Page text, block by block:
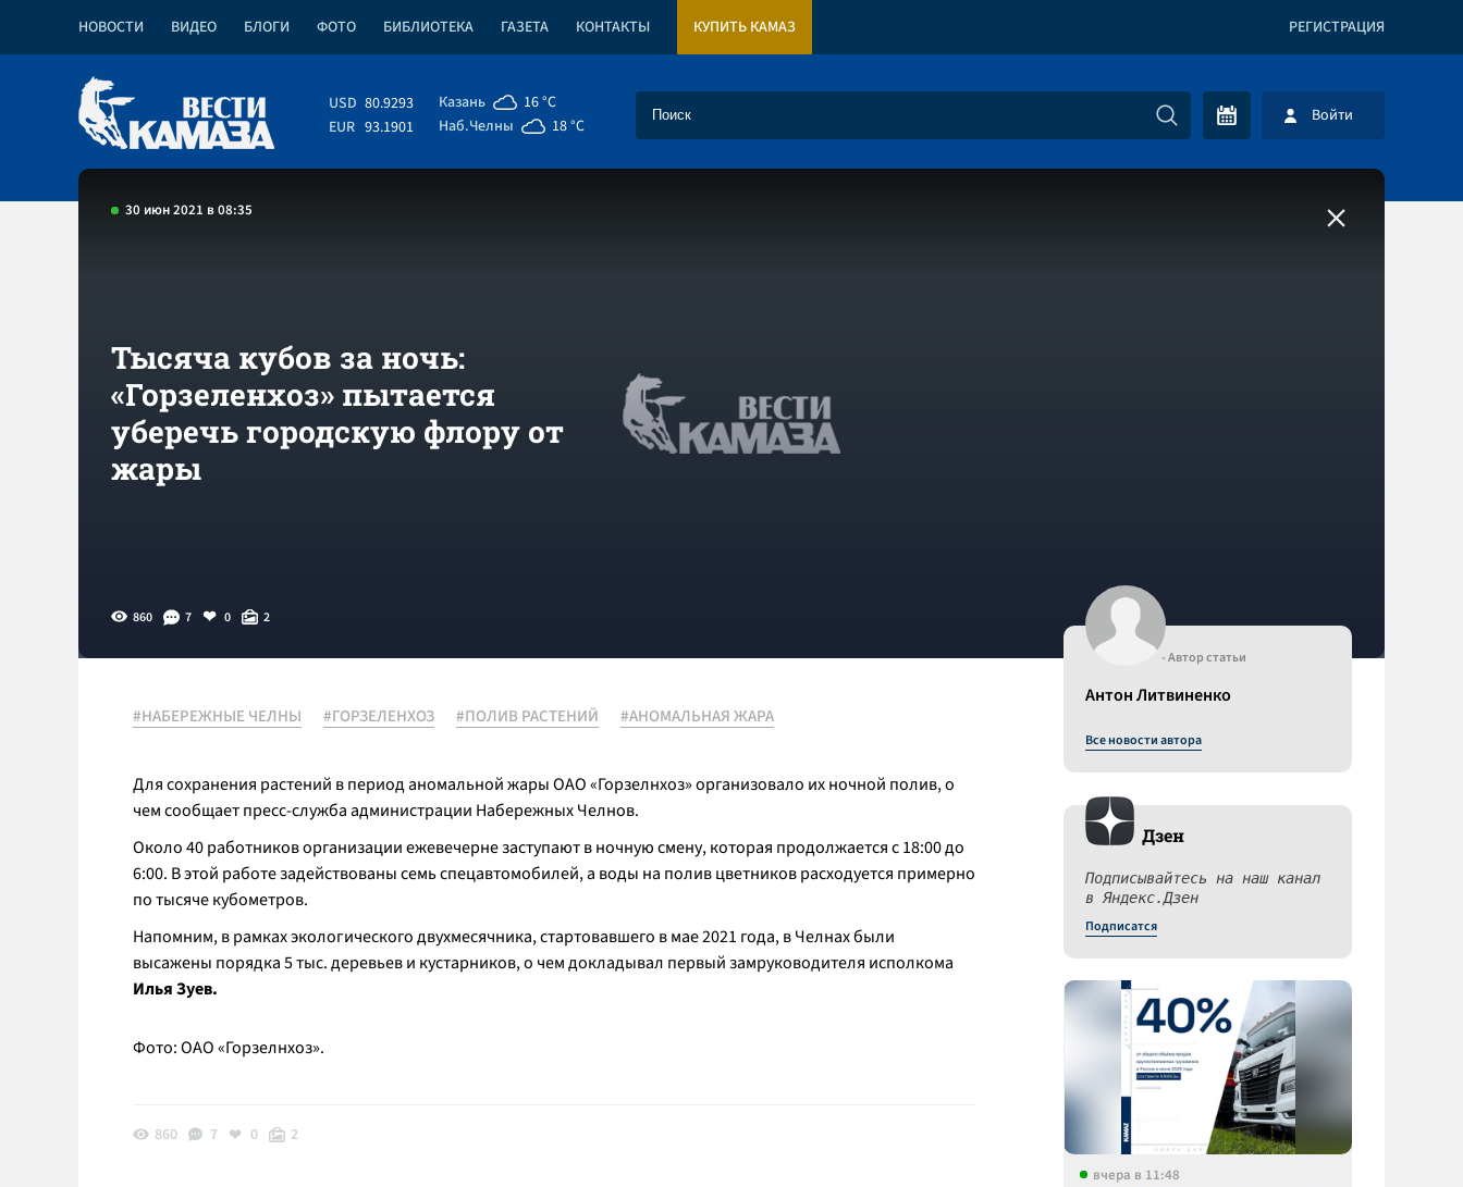
НОВОСТИ ВИДЕО БЛОГИ ФОТО БИБЛИОТЕКА ГАЗЕТА КОНТАКТЫ КУПИТЬ КАМАЗ РЕГИСТРАЦИЯ
USD 80.9293
EUR 93.1901
Казань
16 °C
Наб.Челны
18 °C Войти
30 июн 2021 в 08:35
Тысяча кубов за ночь:
«Горзеленхоз» пытается
уберечь городскую флору от
жары
860 7 0 2
#НАБЕРЕЖНЫЕ ЧЕЛНЫ #ГОРЗЕЛЕНХОЗ #ПОЛИВ РАСТЕНИЙ #АНОМАЛЬНАЯ ЖАРА
Для сохранения растений в период аномальной жары ОАО «Горзелнхоз» организовало их ночной полив, о
чем сообщает пресс-служба администрации Набережных Челнов.
Около 40 работников организации ежевечерне заступают в ночную смену, которая продолжается с 18:00 до
6:00. В этой работе задействованы семь спецавтомобилей, а воды на полив цветников расходуется примерно
по тысяче кубометров.
Напомним, в рамках экологического двухмесячника, стартовавшего в мае 2021 года, в Челнах были
высажены порядка 5 тыс. деревьев и кустарников, о чем докладывал первый замруководителя исполкома
Илья Зуев.
Фото: ОАО «Горзелнхоз».
860 7 0 2
- Автор статьи
Антон Литвиненко
Все новости автора
Дзен
Подписывайтесь на наш канал
в Яндекс.Дзен
Подписатся
вчера в 11:48